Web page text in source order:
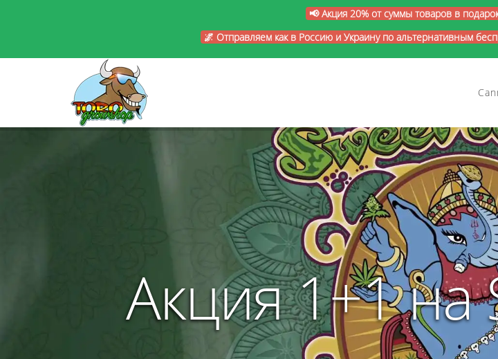
📢 Акция 20% от суммы товаров в
🌌 Отправляем как в Россию и Украину по альтернативным
Акция 1+1 на